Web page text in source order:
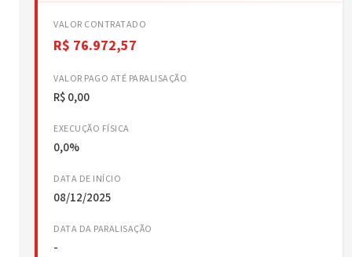
VALOR CONTRATADO
R$ 76.972,57
VALOR PAGO ATÉ PARALISAÇÃO
R$ 0,00
EXECUÇÃO FÍSICA
0,0%
DATA DE INÍCIO
08/12/2025
DATA DA PARALISAÇÃO
-